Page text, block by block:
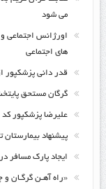
می شود
اورژانس
های اجتماعی
قدر دانی پزشکپور
گرگان مستحق
علیرضا پزشکپور کد ۲۱۲
پیشنهاد
ایجاد پارک مسافر
«راه آهـن گرگـان و